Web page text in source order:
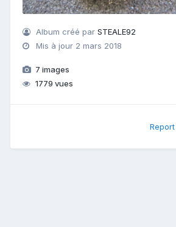
Album créé parSTEALE92
Mis à jour 2 mars 2018
7 images
1779 vues